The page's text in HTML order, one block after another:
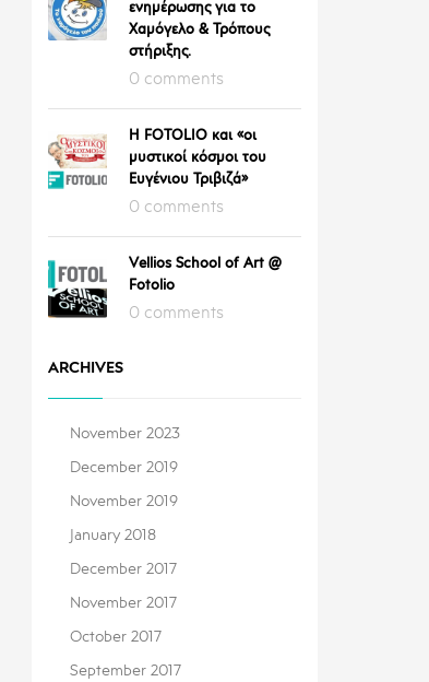
ενημέρωσης για το
Χαμόγελο & Τρόπους
στήριξης.
0 comments
Η FOTOLIO και «οι
μυστικοί κόσμοι του
Ευγένιου Τριβιζά»
0 comments
Vellios School of Art @
Fotolio
0 comments
ARCHIVES
November 2023
December 2019
November 2019
January 2018
December 2017
November 2017
October 2017
September 2017